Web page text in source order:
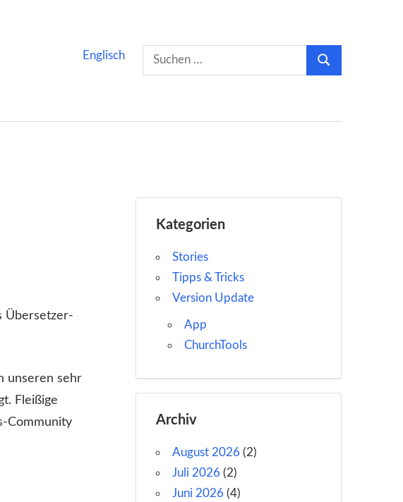
Suchen
nach:
Suchen
Englisch
Übersetzer-
unseren sehr
Fleißige
Community
Kategorien
Stories
Tipps & Tricks
Version Update
App
ChurchTools
Archiv
August 2026 (2)
Juli 2026 (2)
Juni 2026 (4)